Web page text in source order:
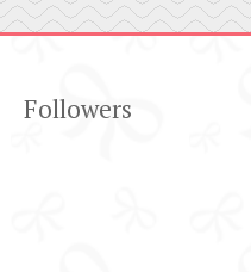
Followers